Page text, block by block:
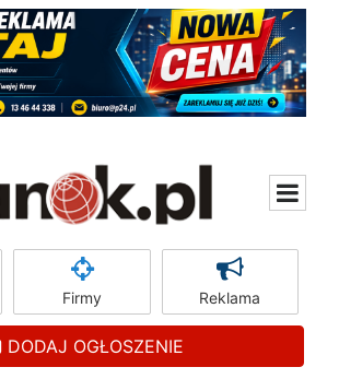
Firmy Reklama
DODAJ OGŁOSZENIE